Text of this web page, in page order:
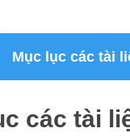
Mục lục các tài
các tài